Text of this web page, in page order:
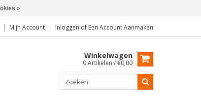
Mijn Account Inloggen of Een Account Aanmaken
Winkelwagen
0 Artikelen / €0,00
»